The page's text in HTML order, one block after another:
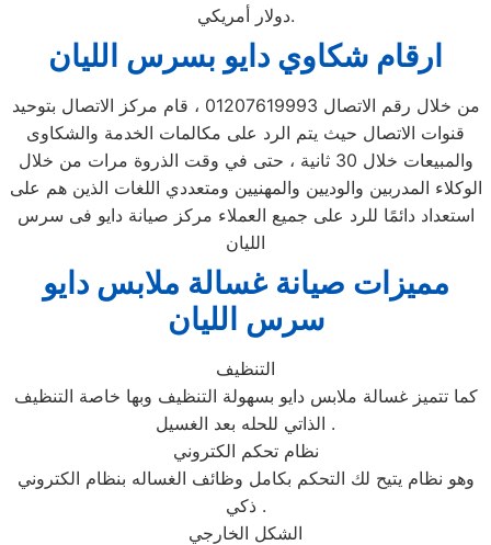
دولار أمريكي.
ارقام شكاوي دايو بسرس الليان
من خلال رقم الاتصال 01207619993 ، قام مركز الاتصال بتوحيد
قنوات الاتصال حيث يتم الرد على مكالمات الخدمة والشكاوى
والمبيعات خلال 30 ثانية ، حتى في وقت الذروة مرات من خلال
الوكلاء المدربين والوديين والمهنيين ومتعددي اللغات الذين هم على
استعداد دائمًا للرد على جميع العملاء مركز صيانة دايو فى سرس
الليان
مميزات صيانة غسالة ملابس دايو
سرس الليان
التنظيف
كما تتميز غسالة ملابس دايو بسهولة التنظيف وبها خاصة التنظيف
الذاتي للحله بعد الغسيل .
نظام تحكم الكتروني
وهو نظام يتيح لك التحكم بكامل وظائف الغساله بنظام الكتروني
ذكي .
الشكل الخارجي